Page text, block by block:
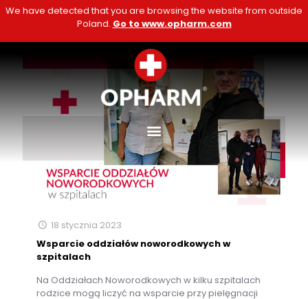
We have detected that you are browsing the website from outside
Poland. Go to www.opharm.com
18 stycznia 2023
Wsparcie oddziałów noworodkowych w
szpitalach
Na Oddziałach Noworodkowych w kilku szpitalach
rodzice mogą liczyć na wsparcie przy pielęgnacji